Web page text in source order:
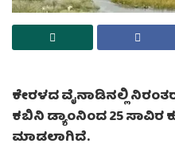
ಕೇರಳದ ವೈನಾಡಿನಲ್ಲಿ
ಕಬಿನಿ ಡ್ಯಾಂನಿಂದ 25 ಸಾವಿರ
ಮಾಡಲಾಗಿದೆ.